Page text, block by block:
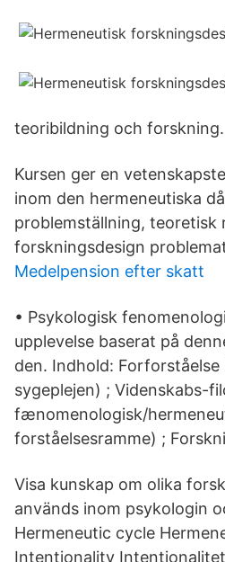
teoribildning och forskning.
Kursen ger en
inom den hermeneutiska
problemställning, teoretisk
forskningsdesign
Medelpension efter skatt
• Psykologisk
upplevelse baserat på
den. Indhold: Forforståelse
sygeplejen) ; Videnskabs-
fænomenologisk/
forståelsesramme) ;
Visa kunskap om olika
används inom psykologin
Hermeneutic cycle
Intentionality